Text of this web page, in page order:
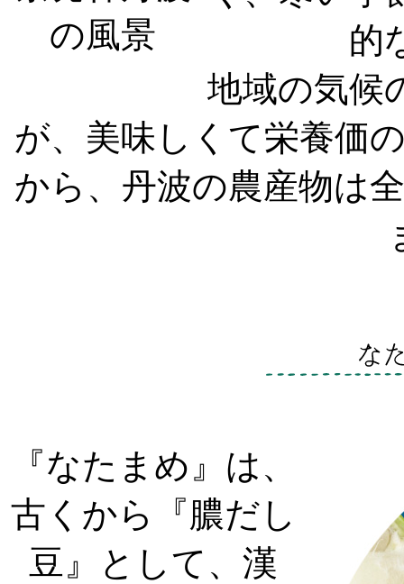
的
地域の気候
が、美味しくて栄養価
から、丹波の農産物は
『なたまめ』は、
古くから『膿だし
豆』として、漢